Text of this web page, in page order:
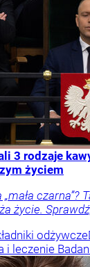
3 rodzaje
życiem
czarna”?
życie.
odżywcze
i leczenie